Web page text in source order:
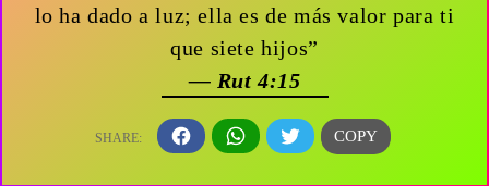
lo ha dado a luz; ella es de más valor para ti
que siete hijos”
— Rut 4:15